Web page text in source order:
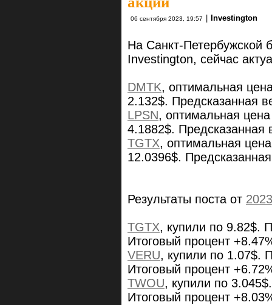
06 сентября 2023, 19:57 Investington
На Санкт-Петербужской
Investington, сейчас
DMTK, оптимальная
2.132$. Предсказанная
LPSN, оптимальная
4.1882$. Предсказанная
TGTX, оптимальная
12.0396$.
Результаты поста от
TGTX, купили по 9.82$.
Итоговый процент
VERU, купили по 1.07$.
Итоговый процент
TWOU, купили по
Итоговый процент